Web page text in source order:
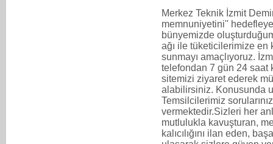
Merkez Teknik İzmit
memnuniyetini''
bünyemizde
ağı ile tüketicilerimize en
sunmayı amaçlıyoruz.
telefondan 7 gün 24 saat
sitemizi ziyaret ederek
alabilirsiniz. Konusunda
Temsilcilerimiz
vermektedir.Sizleri her
mutlulukla kavuşturan,
kalıcılığını ilan eden,